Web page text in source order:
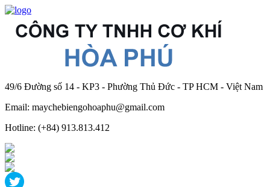
49/6 Đường số 14 - KP3 - Phường Thủ Đức - TP HCM - Việt Nam
Email: maychebiengohoaphu@gmail.com
Hotline: (+84) 913.813.412